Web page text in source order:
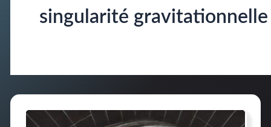
singularité gravitationnelle